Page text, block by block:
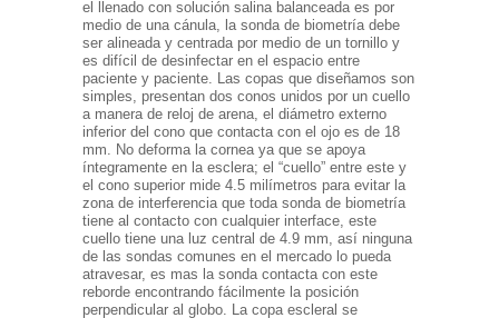
el llenado con solución salina balanceada es por
medio de una cánula, la sonda de biometría debe
ser alineada y centrada por medio de un tornillo y
es difícil de desinfectar en el espacio entre
paciente y paciente. Las copas que diseñamos son
simples, presentan dos conos unidos por un cuello
a manera de reloj de arena, el diámetro externo
inferior del cono que contacta con el ojo es de 18
mm. No deforma la cornea ya que se apoya
íntegramente en la esclera; el “cuello” entre este y
el cono superior mide 4.5 milímetros para evitar la
zona de interferencia que toda sonda de biometría
tiene al contacto con cualquier interface, este
cuello tiene una luz central de 4.9 mm, así ninguna
de las sondas comunes en el mercado lo pueda
atravesar, es mas la sonda contacta con este
reborde encontrando fácilmente la posición
perpendicular al globo. La copa escleral se